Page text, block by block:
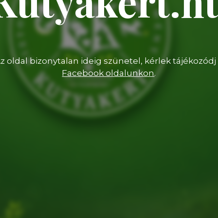
oldal bizonytalan ideig szünetel, kérlek tájékozódj
Facebook oldalunkon.